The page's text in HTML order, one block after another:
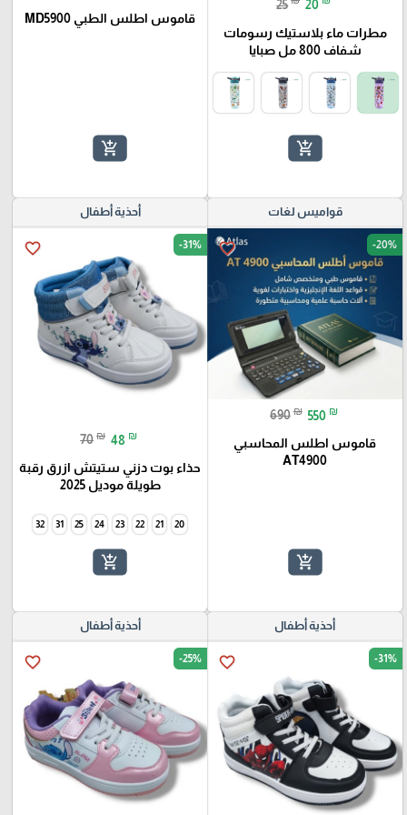
25 20
مطرات ماء بلاستيك رسومات
شفاف 800 مل صبايا
add_shopping_cart
قاموس اطلس الطبي MD5900
add_shopping_cart
قواميس لغات
favorite_border -20%
690 ₪ 550 ₪
قاموس اطلس المحاسبي
AT4900
add_shopping_cart
أحذية أطفال
favorite_border -31%
70 ₪ 48 ₪
حذاء بوت دزني ستيتش ازرق رقبة
طويلة موديل 2025
20
21
22
23
24
25
31
32
add_shopping_cart
أحذية أطفال
favorite_border -31%
أحذية أطفال
favorite_border -25%